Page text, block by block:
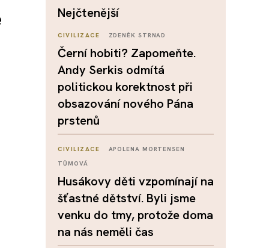
nejčtenější
CIVILIZACE ZDENĚK STRNAD
Černí hobiti? Zapomeňte.
Andy Serkis odmítá
politickou korektnost při
obsazování nového Pána
prstenů
CIVILIZACE
APOLENA MORTENSEN
TŮMOVÁ
Husákovy děti vzpomínají na
šťastné dětství. Byli jsme
venku do tmy, protože doma
na nás neměli čas